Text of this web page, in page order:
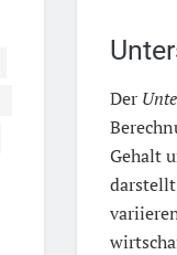
Der
Gehalt